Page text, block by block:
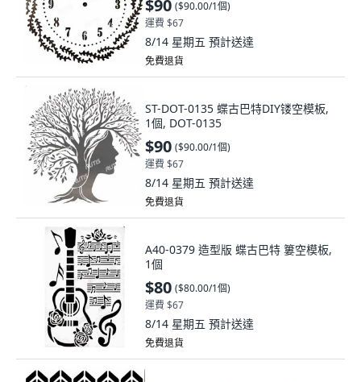
$90 ($90.00/1個)
運費 $67
8/14 星期五 預計送達
免費退貨
ST-DOT-0135 蝶古巴特DIY镂空模板,
1個, DOT-0135
$90 ($90.00/1個)
運費 $67
8/14 星期五 預計送達
免費退貨
A40-0379 造型版 蝶古巴特 簍空模板,
1個
$80 ($80.00/1個)
運費 $67
8/14 星期五 預計送達
免費退貨